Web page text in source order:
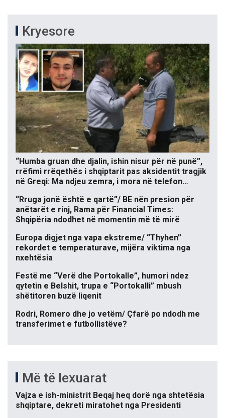
Kryesore
“Humba gruan dhe djalin, ishin nisur për në punë”,
rrëfimi rrëqethës i shqiptarit pas aksidentit tragjik
në Greqi: Ma ndjeu zemra, i mora në telefon…
“Rruga jonë është e qartë”/ BE nën presion për
anëtarët e rinj, Rama për Financial Times:
Shqipëria ndodhet në momentin më të mirë
Europa digjet nga vapa ekstreme/ “Thyhen”
rekordet e temperaturave, mijëra viktima nga
nxehtësia
Festë me “Verë dhe Portokalle”, humori ndez
qytetin e Belshit, trupa e “Portokalli” mbush
shëtitoren buzë liqenit
Rodri, Romero dhe jo vetëm/ Çfarë po ndodh me
transferimet e futbollistëve?
Më të lexuarat
Vajza e ish-ministrit Beqaj heq dorë nga shtetësia
shqiptare, dekreti miratohet nga Presidenti